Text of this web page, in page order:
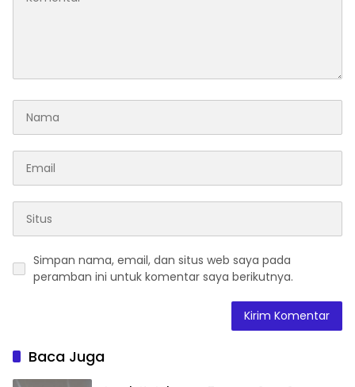
Simpan nama, email, dan situs web saya pada
peramban ini untuk komentar saya berikutnya.
Baca Juga